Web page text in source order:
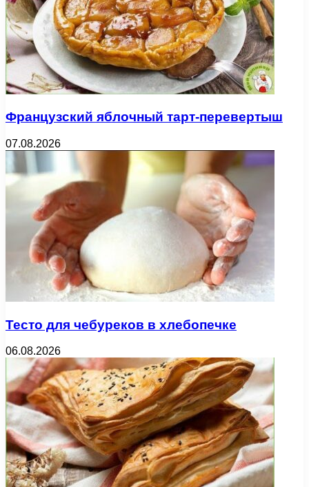
Французский яблочный тарт-перевертыш
07.08.2026
Тесто для чебуреков в хлебопечке
06.08.2026